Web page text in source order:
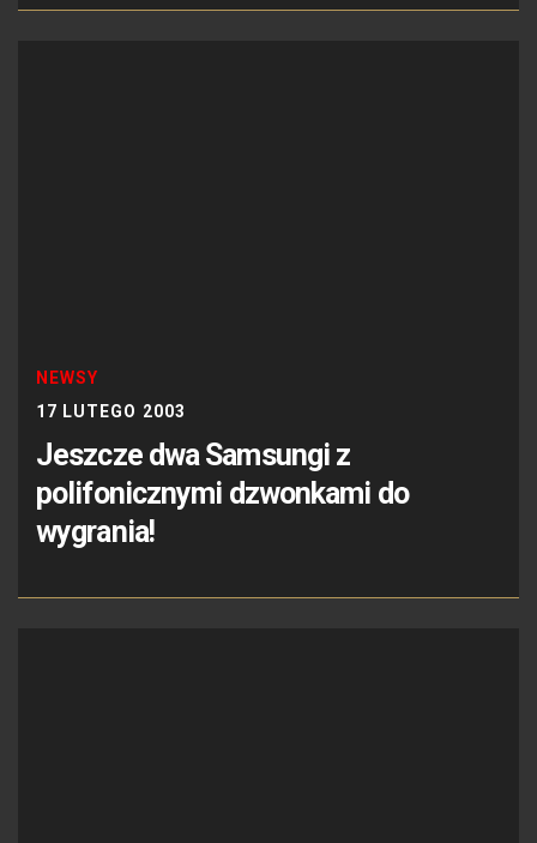
NEWSY
17 LUTEGO 2003
Jeszcze dwa Samsungi z
polifonicznymi dzwonkami do
wygrania!